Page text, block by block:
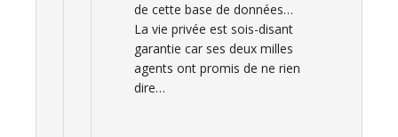
de cette base de données…
La vie privée est sois-disant
garantie car ses deux milles
agents ont promis de ne rien
dire…